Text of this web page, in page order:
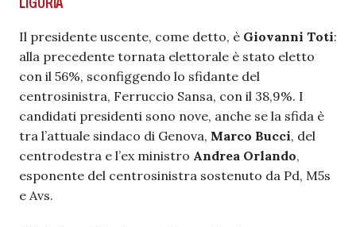
Il presidente uscente, come detto, è Giovanni Toti:
alla precedente tornata elettorale è stato eletto
con il 56%, sconfiggendo lo sfidante del
centrosinistra, Ferruccio Sansa, con il 38,9%. I
candidati presidenti sono nove, anche se la sfida è
tra l’attuale sindaco di Genova, Marco Bucci, del
centrodestra e l’ex ministro Andrea Orlando,
esponente del centrosinistra sostenuto da Pd, M5s
e Avs.